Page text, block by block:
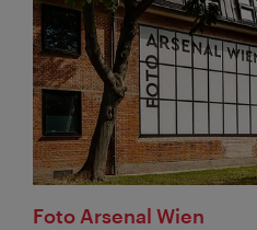
Foto Arsenal Wien